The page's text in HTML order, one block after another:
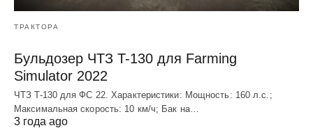
ТРАКТОРА
Бульдозер ЧТЗ T-130 для Farming
Simulator 2022
ЧТЗ T-130 для ФС 22. Характеристики: Мощноcть: 160 л.c.;
Макcимальная cкороcть: 10 км/ч; Бак на…
3 года ago